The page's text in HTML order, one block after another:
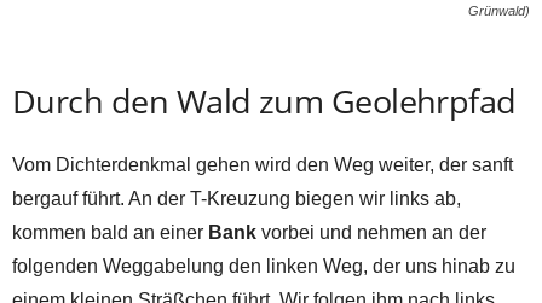
Grünwald)
Durch den Wald zum Geolehrpfad
Vom Dichterdenkmal gehen wird den Weg weiter, der sanft
bergauf führt. An der T-Kreuzung biegen wir links ab,
kommen bald an einer Bank vorbei und nehmen an der
folgenden Weggabelung den linken Weg, der uns hinab zu